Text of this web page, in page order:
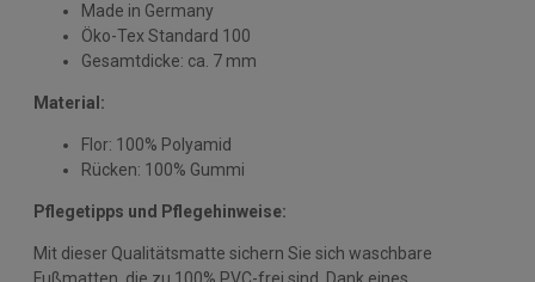
Made in Germany
Öko-Tex Standard 100
Gesamtdicke: ca. 7 mm
Material:
Flor: 100% Polyamid
Rücken: 100% Gummi
Pflegetipps und Pflegehinweise:
Mit dieser Qualitätsmatte sichern Sie sich waschbare